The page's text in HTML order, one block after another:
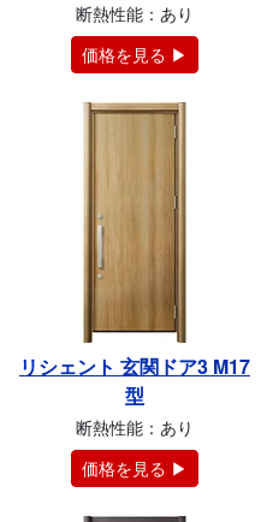
断熱性能：あり
価格を見る ▶
リシェント 玄関ドア3 M17
型
断熱性能：あり
価格を見る ▶